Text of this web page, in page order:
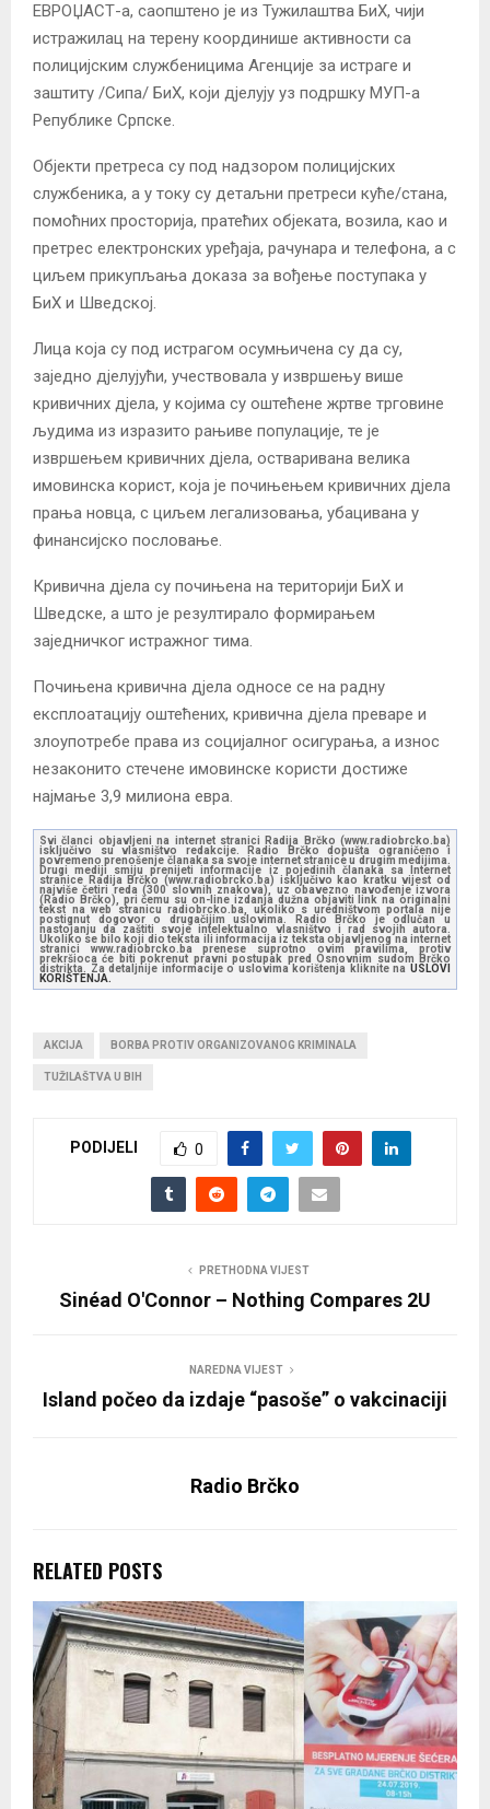
ЕВРОЏАСТ-а, саопштено је из Тужилаштва БиХ, чији
истражилац на терену координише активности са
полицијским службеницима Агенције за истраге и
заштиту /Сипа/ БиХ, који дјелују уз подршку МУП-а
Републике Српске.
Објекти претреса су под надзором полицијских
службеника, а у току су детаљни претреси куће/стана,
помоћних просторија, пратећих објеката, возила, као и
претрес електронских уређаја, рачунара и телефона, а с
циљем прикупљања доказа за вођење поступака у
БиХ и Шведској.
Лица која су под истрагом осумњичена су да су,
заједно дјелујући, учествовала у извршењу више
кривичних дјела, у којима су оштећене жртве трговине
људима из изразито рањиве популације, те је
извршењем кривичних дјела, остваривана велика
имовинска корист, која је почињењем кривичних дјела
прања новца, с циљем легализовања, убацивана у
финансијско пословање.
Кривична дјела су почињена на територији БиХ и
Шведске, а што је резултирало формирањем
заједничког истражног тима.
Почињена кривична дјела односе се на радну
експлоатацију оштећених, кривична дјела преваре и
злоупотребе права из социјалног осигурања, а износ
незаконито стечене имовинске користи достиже
најмање 3,9 милиона евра.
Svi članci objavljeni na internet stranici Radija Brčko (www.radiobrcko.ba)
isključivo su vlasništvo redakcije. Radio Brčko dopušta ograničeno i
povremeno prenošenje članaka sa svoje internet stranice u drugim medijima.
Drugi mediji smiju prenijeti informacije iz pojedinih članaka sa Internet
stranice Radija Brčko (www.radiobrcko.ba) isključivo kao kratku vijest od
najviše četiri reda (300 slovnih znakova), uz obavezno navođenje izvora
(Radio Brčko), pri čemu su on-line izdanja dužna objaviti link na originalni
tekst na web stranicu radiobrcko.ba, ukoliko s uredništvom portala nije
postignut dogovor o drugačijim uslovima. Radio Brčko je odlučan u
nastojanju da zaštiti svoje intelektualno vlasništvo i rad svojih autora.
Ukoliko se bilo koji dio teksta ili informacija iz teksta objavljenog na internet
stranici www.radiobrcko.ba prenese suprotno ovim pravilima, protiv
prekršioca će biti pokrenut pravni postupak pred Osnovnim sudom Brčko
distrikta. Za detaljnije informacije o uslovima korištenja kliknite na USLOVI
KORIŠTENJA.
AKCIJA BORBA PROTIV ORGANIZOVANOG KRIMINALA
TUŽILAŠTVA U BIH
PODIJELI 0
PRETHODNA VIJEST
Sinéad O'Connor – Nothing Compares 2U
NAREDNA VIJEST
Island počeo da izdaje “pasoše” o vakcinaciji
Radio Brčko
RELATED POSTS